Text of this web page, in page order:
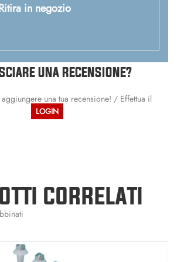
in negozio
UNA RECENSIONE?
una tua recensione! / Effettua il
LOGIN
CORRELATI